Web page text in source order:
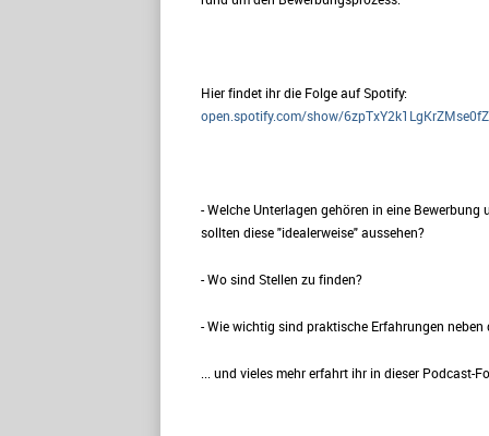
Hier findet ihr die Folge auf Spotify:
open.spotify.com/show/
- Welche Unterlagen gehören in eine Bewerbung
sollten diese "idealerweise" aussehen?
- Wo sind Stellen zu finden?
- Wie wichtig sind praktische Erfahrungen neben
... und vieles mehr erfahrt ihr in dieser Podcast-